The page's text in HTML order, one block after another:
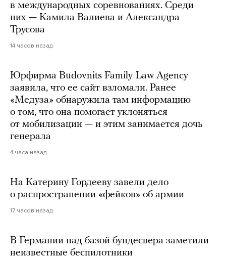
в международных соревнованиях. Среди
них — Камила Валиева и Александра
Трусова
14 часов назад
Юрфирма Budovnits Family Law Agency
заявила, что ее сайт взломали. Ранее
«Медуза» обнаружила там информацию
о том, что она помогает уклоняться
от мобилизации — и этим занимается дочь
генерала
4 часа назад
На Катерину Гордееву завели дело
о распространении «фейков» об армии
17 часов назад
В Германии над базой бундесвера заметили
неизвестные беспилотники